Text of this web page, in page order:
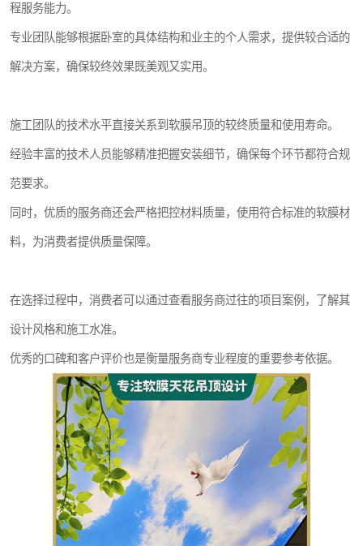
程服务能力。
专业团队能够根据卧室的具体结构和业主的个人需求，提供较合适的
解决方案，确保较终效果既美观又实用。
施工团队的技术水平直接关系到软膜吊顶的较终质量和使用寿命。
经验丰富的技术人员能够精准把握安装细节，确保每个环节都符合规
范要求。
同时，优质的服务商还会严格把控材料质量，使用符合标准的软膜材
料，为消费者提供质量保障。
在选择过程中，消费者可以通过查看服务商过往的项目案例，了解其
设计风格和施工水准。
优秀的口碑和客户评价也是衡量服务商专业程度的重要参考依据。